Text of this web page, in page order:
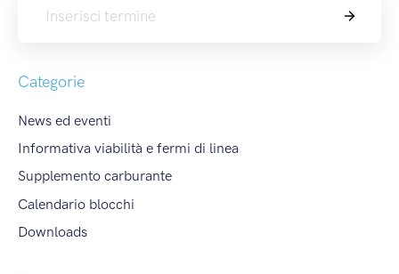
Cerca
Categorie
News ed eventi
Informativa viabilità e fermi di linea
Supplemento carburante
Calendario blocchi
Downloads